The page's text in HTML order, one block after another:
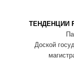
ТЕНДЕНЦИИ
Доской